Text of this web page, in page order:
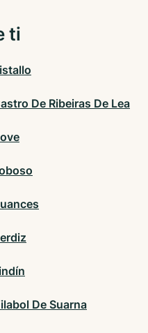
ti
De Ribeiras De Lea
De Suarna